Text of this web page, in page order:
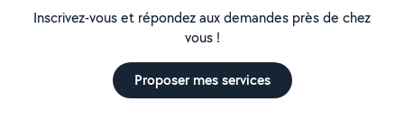
Inscrivez-vous et répondez aux demandes près de chez
vous !
Proposer mes services